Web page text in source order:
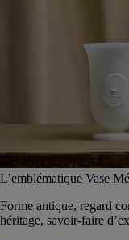
L’emblématique Vase
Forme antique, regard
héritage, savoir-faire